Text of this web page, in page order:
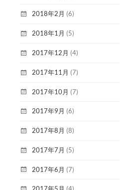
2018年2月 (6)
2018年1月 (5)
2017年12月 (4)
2017年11月 (7)
2017年10月 (7)
2017年9月 (6)
2017年8月 (8)
2017年7月 (5)
2017年6月 (7)